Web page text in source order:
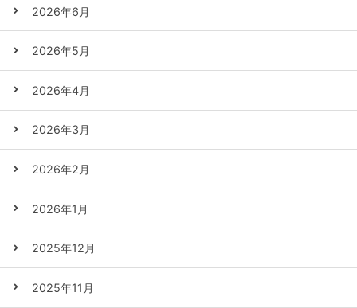
2026年6月
2026年5月
2026年4月
2026年3月
2026年2月
2026年1月
2025年12月
2025年11月